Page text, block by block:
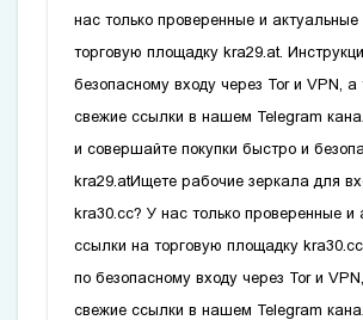
нас только проверенные и
торговую площадкуkra29.at.
безопасному входу через Tor и VPN, а
свежие ссылки в нашем Telegram
и совершайте покупки быстро и
kra29.atИщете рабочие зеркала для
kra30.cc? У нас только проверенные и
ссылки на торговую площадкуkra30.cc
по безопасному входу через Tor и
свежие ссылки в нашем Telegram